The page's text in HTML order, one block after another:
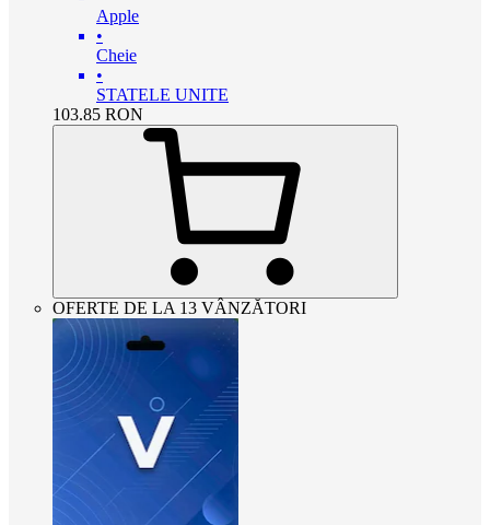
Apple
•
Cheie
•
STATELE UNITE
103.85 RON
OFERTE DE LA 13 VÂNZĂTORI